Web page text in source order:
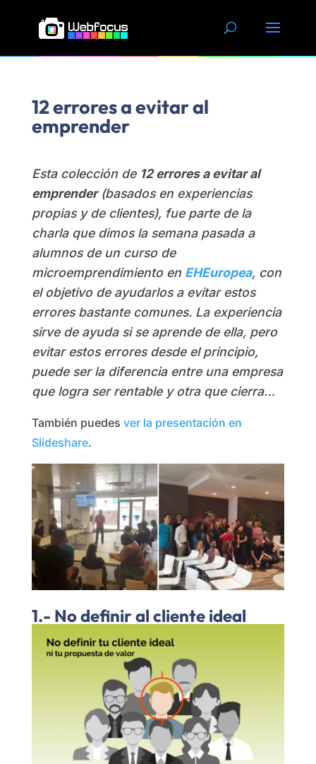
content
content
12 errores a evitar al
emprender
Esta colección de 12 errores a evitar al
emprender(basados en experiencias
propias y de clientes), fue parte de la
charla que dimos la semana pasada a
alumnos de un curso de
microemprendimiento en EHEuropea, con
el objetivo de ayudarlos a evitar estos
errores bastante comunes. La experiencia
sirve de ayuda si se aprende de ella, pero
evitar estos errores desde el principio,
puede ser la diferencia entre una empresa
que logra ser rentable y otra que cierra…
También puedes ver la presentación en
Slideshare.
1.- No definir al cliente ideal